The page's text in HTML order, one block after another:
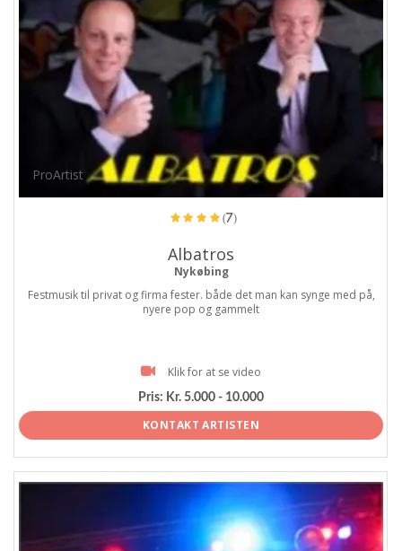
ProArtist
(7)
Albatros
Nykøbing
Festmusik til privat og firma fester. både det man kan synge med på,
nyere pop og gammelt
Klik for at se video
Pris: Kr. 5.000 - 10.000
KONTAKT ARTISTEN